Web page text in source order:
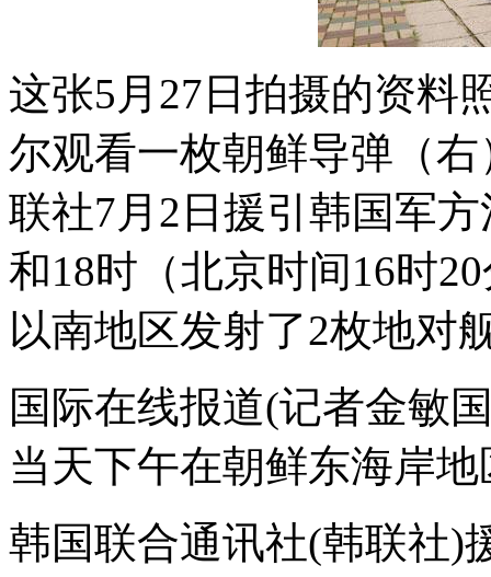
这张5月27日拍摄的资料
尔观看一枚朝鲜导弹（
联社7月2日援引韩国军
和18时（北京时间16时
以南地区发射了2枚地对
国际在线报道(记者金敏
当天下午在朝鲜东海岸
韩国联合通讯社(韩联社)